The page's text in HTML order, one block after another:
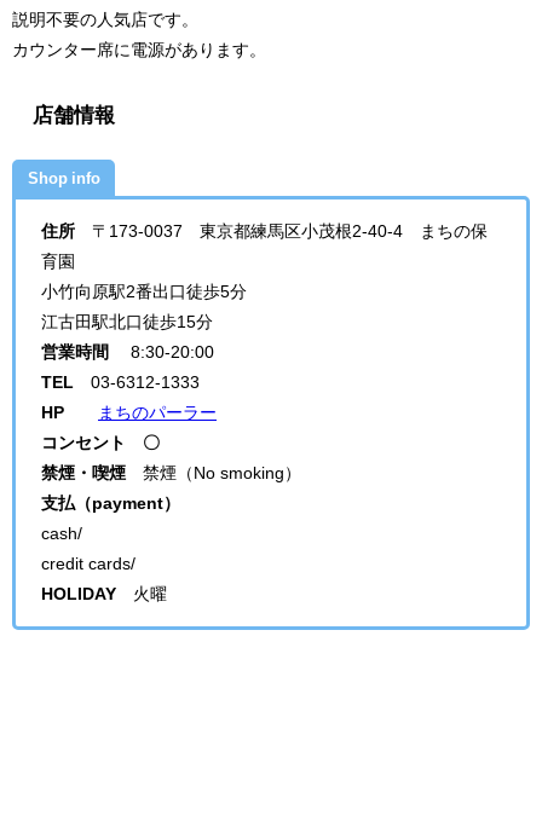
説明不要の人気店です。
カウンター席に電源があります。
店舗情報
Shop info
住所 〒173-0037 東京都練馬区小茂根2-40-4 まちの保
育園
小竹向原駅2番出口徒歩5分
江古田駅北口徒歩15分
営業時間
8:30-20:00
TEL
03-6312-1333
HP
まちのパーラー
コンセント 〇
禁煙・喫煙 禁煙（No smoking）
支払（payment）
cash/
credit cards/
HOLIDAY 火曜